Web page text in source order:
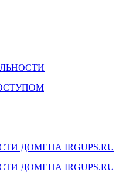
ДОМЕНА IRGUPS.RU
ДОМЕНА IRGUPS.RU